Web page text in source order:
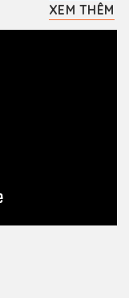
XEM THÊM